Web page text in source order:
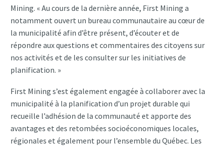
Mining. « Au cours de la dernière année, First Mining a
notamment ouvert un bureau communautaire au cœur de
la municipalité afin d’être présent, d’écouter et de
répondre aux questions et commentaires des citoyens sur
nos activités et de les consulter sur les initiatives de
planification. »
First Mining s’est également engagée à collaborer avec la
municipalité à la planification d’un projet durable qui
recueille l’adhésion de la communauté et apporte des
avantages et des retombées socioéconomiques locales,
régionales et également pour l’ensemble du Québec. Les